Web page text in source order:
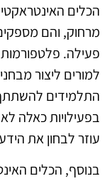
הכלים
מרחוק, והם
למורים ליצור
התלמידים
בפעילויות כאלה
עוזר לבחון את
בנוסף, הכלים